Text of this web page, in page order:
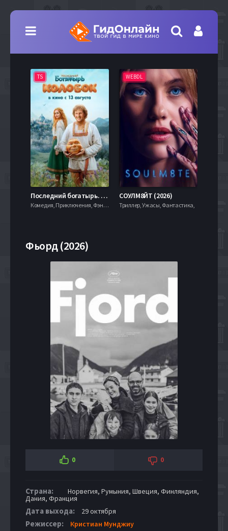
TS
Последний богатырь. Колобок (2026)
Комедия, Приключения, Фэнтези,
WEBDL
СОУЛМ8ЙТ (2026)
Триллер, Ужасы, Фантастика,
Фьорд (2026)
0 0
Страна: Норвегия, Румыния, Швеция, Финляндия,
Дания, Франция
Дата выхода: 29 октября
Режиссер: Кристиан Мунджиу